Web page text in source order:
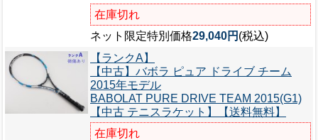
在庫切れ
ネット限定特別価格29,040円 (税込)
【ランクA】
【中古】バボラ ピュア ドライブ チーム
2015年モデル
BABOLAT PURE DRIVE TEAM 2015(G1)
【中古 テニスラケット】【送料無料】
在庫切れ